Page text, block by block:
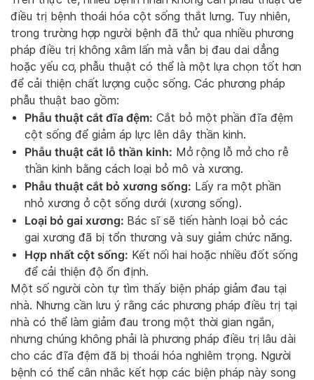
điều trị bệnh thoái hóa cột sống thắt lưng. Tuy nhiên,
trong trường hợp người bệnh đã thử qua nhiều phương
pháp điều trị không xâm lấn mà vẫn bị đau dai dẳng
hoặc yếu cơ, phẫu thuật có thể là một lựa chọn tốt hơn
để cải thiện chất lượng cuộc sống. Các phương pháp
phẫu thuật bao gồm:
Phẫu thuật cắt đĩa đệm: Cắt bỏ một phần đĩa đệm
cột sống để giảm áp lực lên dây thần kinh.
Phẫu thuật cắt lỗ thần kinh: Mở rộng lỗ mở cho rễ
thần kinh bằng cách loại bỏ mô và xương.
Phẫu thuật cắt bỏ xương sống: Lấy ra một phần
nhỏ xương ở cột sống dưới (xương sống).
Loại bỏ gai xương: Bác sĩ sẽ tiến hành loại bỏ các
gai xương đã bị tổn thương và suy giảm chức năng.
Hợp nhất cột sống: Kết nối hai hoặc nhiều đốt sống
để cải thiện độ ổn định.
Một số người còn tự tìm thấy biện pháp giảm đau tại
nhà. Nhưng cần lưu ý rằng các phương pháp điều trị tại
nhà có thể làm giảm đau trong một thời gian ngắn,
nhưng chúng không phải là phương pháp điều trị lâu dài
cho các đĩa đệm đã bị thoái hóa nghiêm trọng. Người
bệnh có thể cân nhắc kết hợp các biện pháp này song